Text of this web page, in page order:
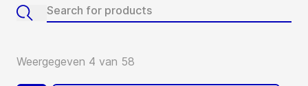
Weergegeven 4 van 58